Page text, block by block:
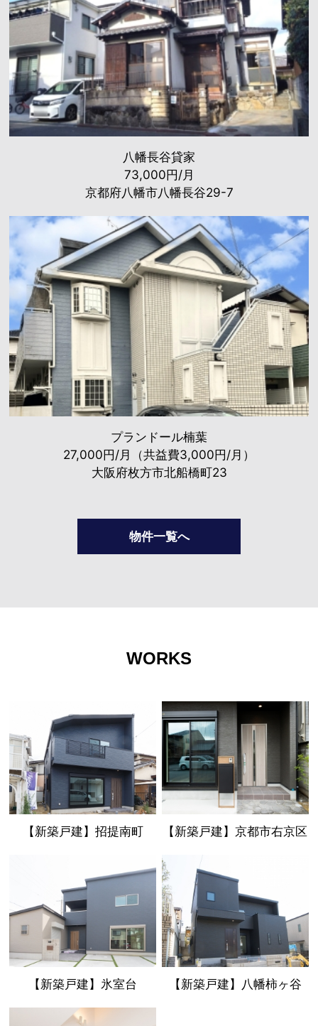
八幡長谷貸家
73,000円/月
京都府八幡市八幡長谷29-7
プランドール楠葉
27,000円/月（共益費3,000円/月）
大阪府枚方市北船橋町23
物件一覧へ
WORKS
【新築戸建】招提南町 【新築戸建】京都市右京区
【新築戸建】氷室台 【新築戸建】八幡柿ヶ谷